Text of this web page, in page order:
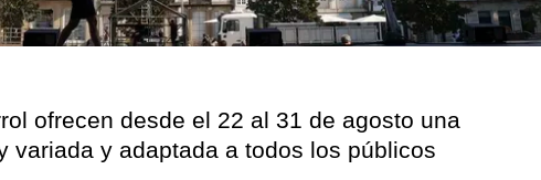
ofrecen desde el 22 al 31 de agosto una
variada y adaptada a todos los públicos